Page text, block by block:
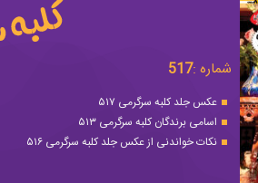
شماره :517
عکس جلد کلبه سرگرمی ۵۱۷
اسامی برندگان کلبه سرگرمی ۵۱۳
نکات خواندنی از عکس جلد کلبه سرگرمی ۵۱۶